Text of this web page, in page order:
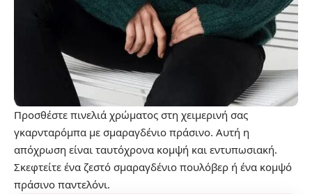
Προσθέστε πινελιά χρώματος στη χειμερινή σας
γκαρνταρόμπα με σμαραγδένιο πράσινο. Αυτή η
απόχρωση είναι ταυτόχρονα κομψή και εντυπωσιακή.
Σκεφτείτε ένα ζεστό σμαραγδένιο πουλόβερ ή ένα κομψό
πράσινο παντελόνι.